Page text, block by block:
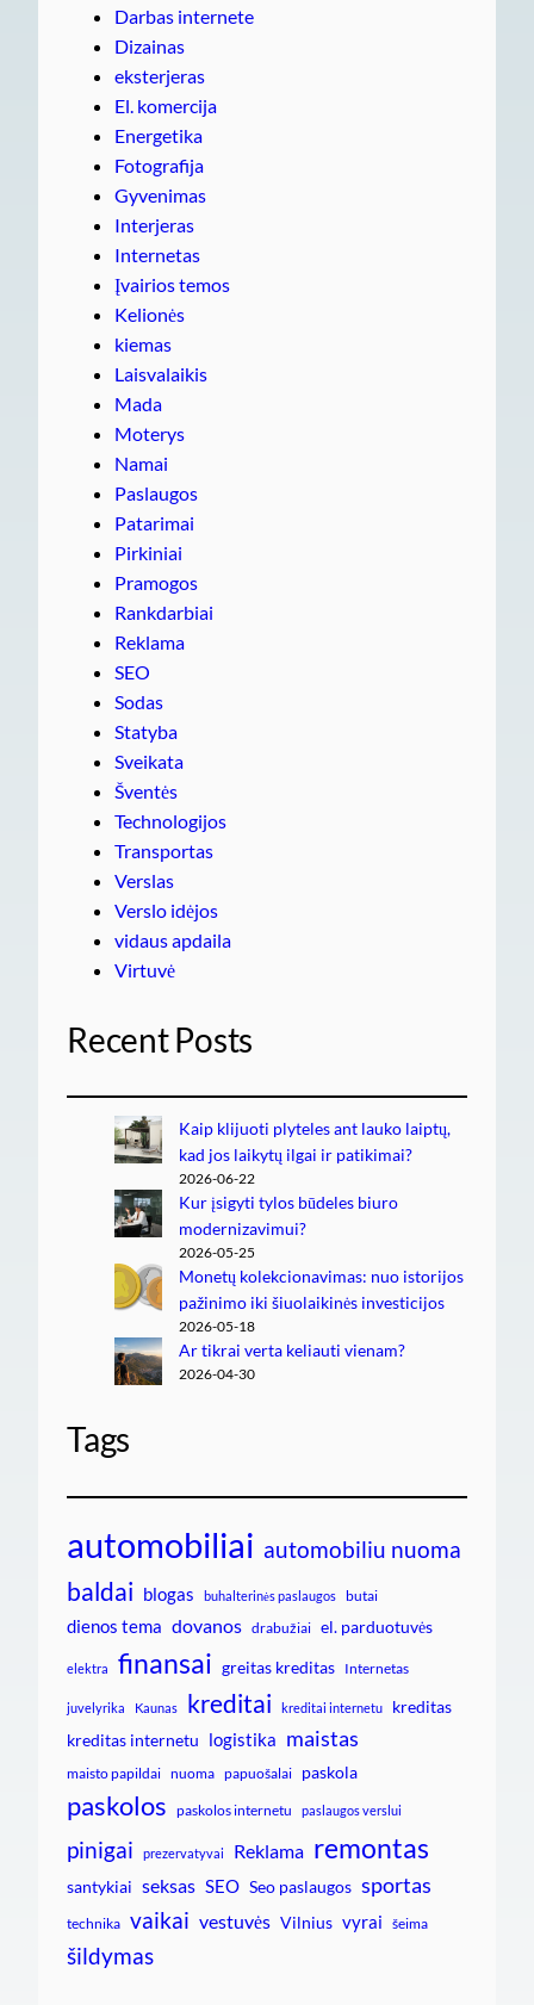
Darbas internete
Dizainas
eksterjeras
El. komercija
Energetika
Fotografija
Gyvenimas
Interjeras
Internetas
Įvairios temos
Kelionės
kiemas
Laisvalaikis
Mada
Moterys
Namai
Paslaugos
Patarimai
Pirkiniai
Pramogos
Rankdarbiai
Reklama
SEO
Sodas
Statyba
Sveikata
Šventės
Technologijos
Transportas
Verslas
Verslo idėjos
vidaus apdaila
Virtuvė
Recent Posts
Kaip klijuoti plyteles ant lauko laiptų,
kad jos laikytų ilgai ir patikimai?
2026-06-22
Kur įsigyti tylos būdeles biuro
modernizavimui?
2026-05-25
Monetų kolekcionavimas: nuo istorijos
pažinimo iki šiuolaikinės investicijos
2026-05-18
Ar tikrai verta keliauti vienam?
2026-04-30
Tags
automobiliai automobiliu nuoma
baldai blogas buhalterinės paslaugos butai
dienos tema dovanos drabužiai el. parduotuvės
elektra finansai greitas kreditas Internetas
juvelyrika Kaunas kreditai kreditai internetu
kreditas
kreditas internetu logistika maistas
maisto papildai nuoma papuošalai paskola
paskolos paskolos internetu paslaugos verslui
pinigai prezervatyvai Reklama remontas
santykiai seksas SEO Seo paslaugos sportas
technika vaikai vestuvės Vilnius vyrai šeima
šildymas